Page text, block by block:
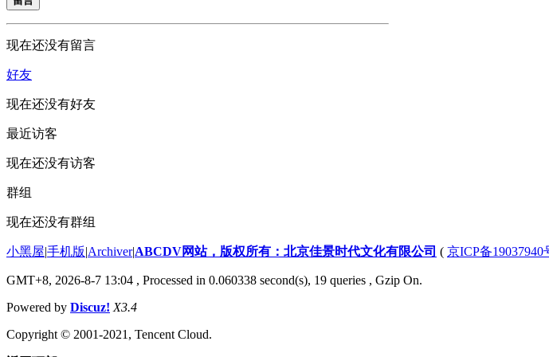
现在还没有留言
好友
现在还没有好友
最近访客
现在还没有访客
群组
现在还没有群组
小黑屋|手机版|Archiver|ABCDV网站，版权所有：北京佳景时代文化有限公司 ( 京ICP备19037940
GMT+8, 2026-8-7 13:04 , Processed in 0.060338 second(s), 19 queries , Gzip On.
Powered by Discuz! X3.4
Copyright © 2001-2021, Tencent Cloud.